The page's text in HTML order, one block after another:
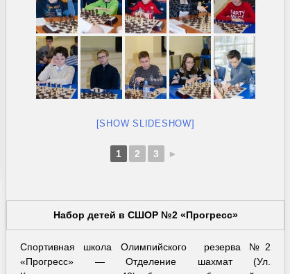
[SHOW SLIDESHOW]
1 2 3 ►
Набор детей в СШОР №2 «Прогресс»
Спортивная школа Олимпийского резерва №2
«Прогресс» — Отделение шахмат (Ул.